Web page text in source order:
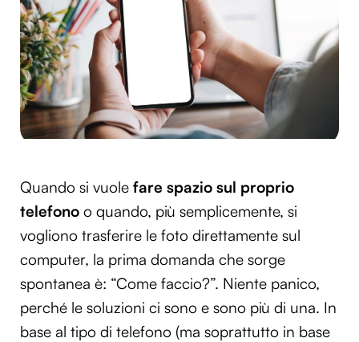
Quando si vuole fare spazio sul proprio
telefono o quando, più semplicemente, si
vogliono trasferire le foto direttamente sul
computer, la prima domanda che sorge
spontanea è: “Come faccio?”. Niente panico,
perché le soluzioni ci sono e sono più di una. In
base al tipo di telefono (ma soprattutto in base